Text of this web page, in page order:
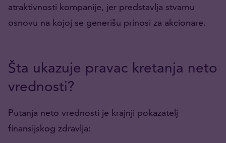
atraktivnosti kompanije, jer predstavlja stvarnu
osnovu na kojoj se generišu prinosi za akcionare.
Šta ukazuje pravac kretanja neto
vrednosti?
Putanja neto vrednosti je krajnji pokazatelj
finansijskog zdravlja: